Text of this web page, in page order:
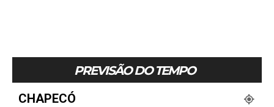
PREVISÃO DO TEMPO
CHAPECÓ